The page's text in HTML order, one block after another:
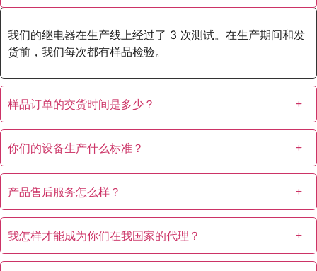
我们的继电器在生产线上经过了 3 次测试。在生产期间和发
货前，我们每次都有样品检验。
样品订单的交货时间是多少？
你们的设备生产什么标准？
产品售后服务怎么样？
我怎样才能成为你们在我国家的代理？